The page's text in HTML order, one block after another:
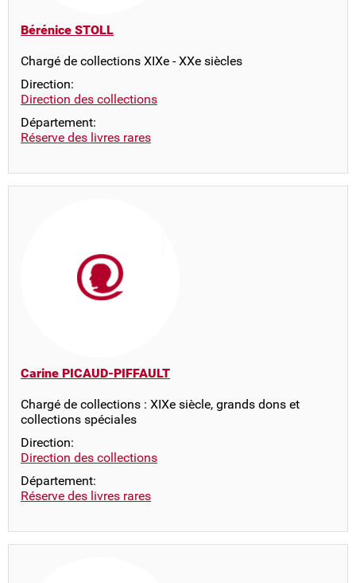
Bérénice STOLL
Chargé de collections XIXe - XXe siècles
Direction:
Direction des collections
Département:
Réserve des livres rares
Carine PICAUD-PIFFAULT
Chargé de collections : XIXe siècle, grands dons et
collections spéciales
Direction:
Direction des collections
Département:
Réserve des livres rares